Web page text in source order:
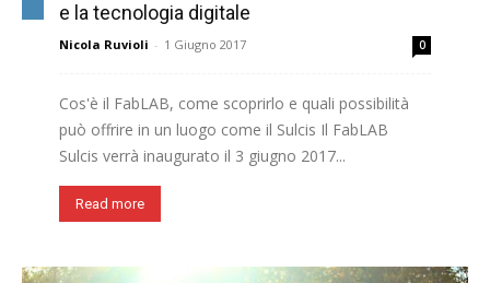
e la tecnologia digitale
Nicola Ruvioli - 1 Giugno 2017 0
Cos'è il FabLAB, come scoprirlo e quali possibilità
può offrire in un luogo come il Sulcis Il FabLAB
Sulcis verrà inaugurato il 3 giugno 2017...
Read more